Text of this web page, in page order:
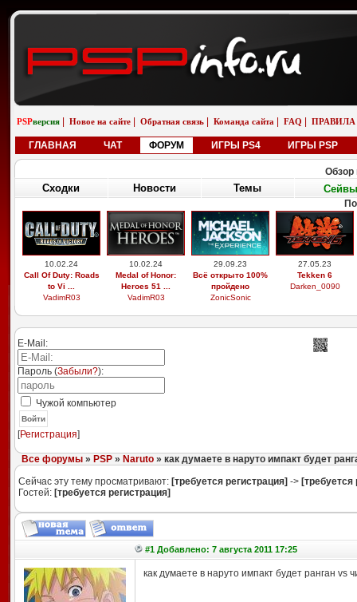
PSPверсия Новое на сайте Обратная связь Команда сайта FAQ ПРАВИЛА
ГЛАВНАЯ ЧАТ ФОРУМ ИГРЫ PS4 ИГРЫ PSP
Обзор
Сходки Новости Темы Сейвы
10.02.24
Call Of Duty: Roads
to Vi ...
VadimR03
10.02.24
Medal of Honor:
Heroes 51 ...
VadimR03
29.09.23
Всё открыто 100%
пройдено
ZonicSonic
27.05.23
Tekken 6
Darken_0090
E-Mail:
Пароль (Забыли?):
Чужой компьютер
Войти
[Регистрация]
Все форумы» PSP» Naruto» как думаете в наруто импакт будет
Сейчас эту тему просматривают: [требуется регистрация] -> [требуется
Гостей: [требуется регистрация]
#1 Добавлено: 7 августа 2011 17:25
как думаете в наруто импакт будет ранган vs